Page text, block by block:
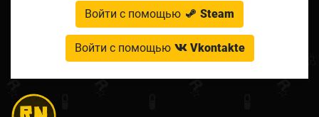
Войти с помощью Steam
Войти с помощью Vkontakte